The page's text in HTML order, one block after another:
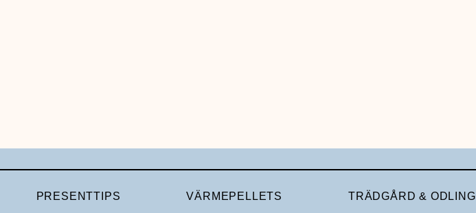
PRESENTTIPS VÄRMEPELLETS TRÄDGÅRD & ODLING